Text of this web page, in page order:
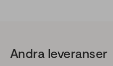
Andra leveranser